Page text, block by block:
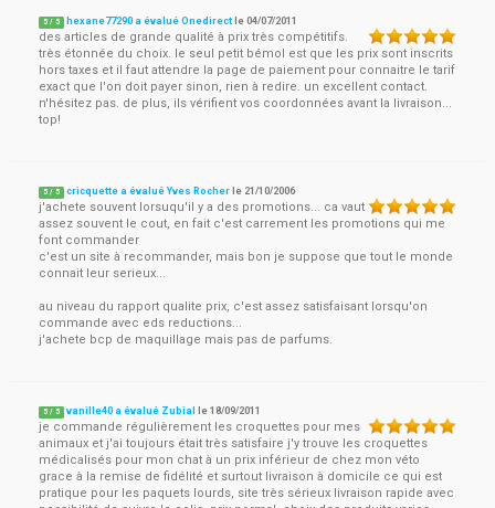
5 / 5 hexane77290 a évalué Onedirect le04/07/2011
des articles de grande qualité à prix très compétitifs.
très étonnée du choix. le seul petit bémol est que les prix sont inscrits
hors taxes et il faut attendre la page de paiement pour connaitre le tarif
exact que l'on doit payer sinon, rien à redire. un excellent contact.
n'hésitez pas. de plus, ils vérifient vos coordonnées avant la livraison...
top!
5 / 5 cricquette a évalué Yves Rocher le 21/10/2006
j'achete souvent lorsuqu'il y a des promotions... ca vaut
assez souvent le cout, en fait c'est carrement les promotions qui me
font commander
c'est un site à recommander, mais bon je suppose que tout le monde
connait leur serieux...
au niveau du rapport qualite prix, c'est assez satisfaisant lorsqu'on
commande avec eds reductions...
j'achete bcp de maquillage mais pas de parfums.
5 / 5 vanille40 a évalué Zubial le18/09/2011
je commande régulièrement les croquettes pour mes
animaux et j'ai toujours était très satisfaire j'y trouve les croquettes
médicalisés pour mon chat à un prix inférieur de chez mon véto
grace à la remise de fidélité et surtout livraison à domicile ce qui est
pratique pour les paquets lourds, site très sérieux livraison rapide avec